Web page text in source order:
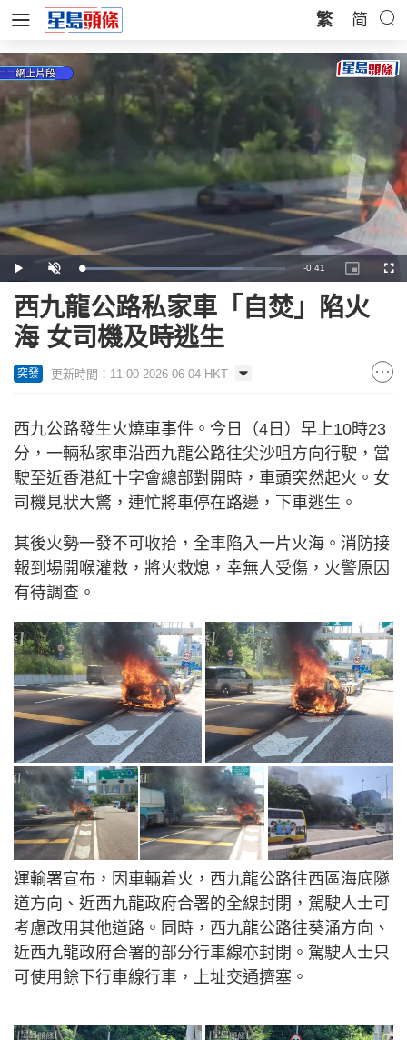
繁 简
Play Unmute Loaded:
78.87%
Remaining
Time
-0:41
Picture-
in-
西九龍公路私家車「自焚」陷火
海 女司機及時逃生
突發 更新時間：11:00 2026-06-04 HKT
西九公路發生火燒車事件。今日（4日）早上10時23
分，一輛私家車沿西九龍公路往尖沙咀方向行駛，當
駛至近香港紅十字會總部對開時，車頭突然起火。女
司機見狀大驚，連忙將車停在路邊，下車逃生。
其後火勢一發不可收拾，全車陷入一片火海。消防接
報到場開喉灌救，將火救熄，幸無人受傷，火警原因
有待調查。
運輸署宣布，因車輛着火，西九龍公路往西區海底隧
道方向、近西九龍政府合署的全線封閉，駕駛人士可
考慮改用其他道路。同時，西九龍公路往葵涌方向、
近西九龍政府合署的部分行車線亦封閉。駕駛人士只
可使用餘下行車線行車，上址交通擠塞。